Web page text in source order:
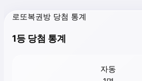
로또복권방 당첨 통계
1등 당첨 통계
자동